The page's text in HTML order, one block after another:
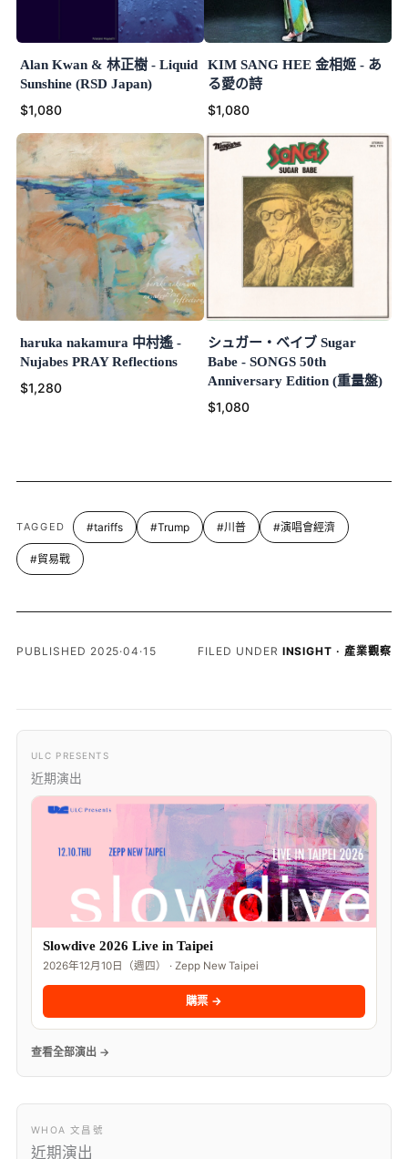
Alan Kwan & 林正樹 - Liquid
Sunshine (RSD Japan)
$1,080
KIM SANG HEE 金相姬 - あ
る愛の詩
$1,080
haruka nakamura 中村遙 -
Nujabes PRAY Reflections
$1,280
シュガー・ベイブ Sugar
Babe - SONGS 50th
Anniversary Edition (重量盤)
$1,080
TAGGED #tariffs #Trump #川普 #演唱會經濟
#貿易戰
PUBLISHED 2025·04·15 FILED UNDER INSIGHT · 產業觀察
ULC PRESENTS
近期演出
Slowdive 2026 Live in Taipei
2026年12月10日（週四） · Zepp New Taipei
購票 →
查看全部演出 →
WHOA 文昌號
近期演出